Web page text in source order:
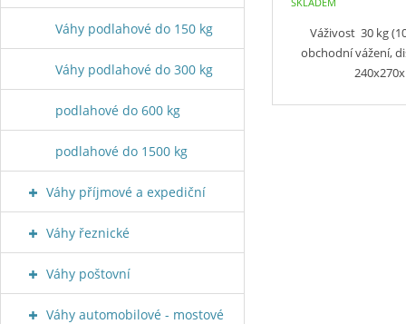
Váživost 30 kg
obchodní vážení,
Váhy podlahové do 150 kg
Váhy podlahové do 300 kg
podlahové do 600 kg
podlahové do 1500 kg
Váhy příjmové a expediční
Váhy řeznické
Váhy poštovní
Váhy automobilové - mostové